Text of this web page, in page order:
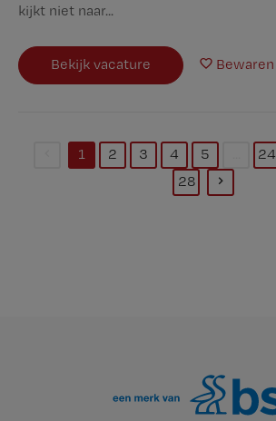
kijkt niet naar...
Bekijk vacature Bewaren
1
(current)
2 3 4 5 24
28